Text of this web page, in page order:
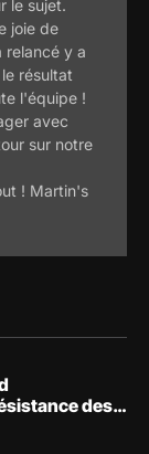
le sujet.
joie de
relancé y a
résultat
l'équipe !
avec
sur notre
! Martin's
des